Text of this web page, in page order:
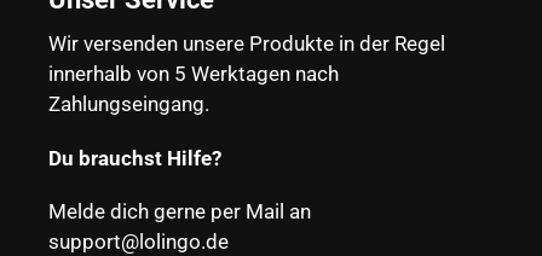
Wir versenden unsere Produkte in der Regel
innerhalb von 5 Werktagen nach
Zahlungseingang.
Du brauchst Hilfe?
Melde dich gerne per Mail an
support@lolingo.de